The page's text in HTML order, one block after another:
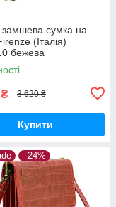
сумка на
(Італія)
бежева
₴ 3 620 ₴
Купити
–24%